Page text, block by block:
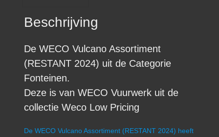
Beschrijving
De WECO Vulcano Assortiment
(RESTANT 2024) uit de Categorie
Fonteinen.
Deze is van WECO Vuurwerk uit de
collectie Weco Low Pricing
De WECO Vulcano Assortiment (RESTANT 2024) heeft